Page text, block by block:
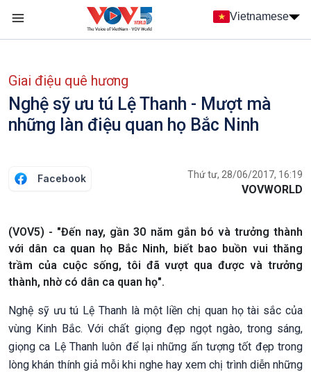
Nhảy đến nội dung
Vietnamese
Giai điệu quê hương
Nghệ sỹ ưu tú Lệ Thanh - Mượt mà
những làn điệu quan họ Bắc Ninh
Facebook Thứ tư, 28/06/2017, 16:19
VOVWORLD
(VOV5) - "Đến nay, gần 30 năm gắn bó và trưởng thành
với dân ca quan họ Bắc Ninh, biết bao buồn vui thăng
trầm của cuộc sống, tôi đã vượt qua được và trưởng
thành, nhờ có dân ca quan họ".
Nghệ sỹ ưu tú Lệ Thanh là một liền chị quan họ tài sắc của
vùng Kinh Bắc. Với chất giọng đẹp ngọt ngào, trong sáng,
giọng ca Lệ Thanh luôn để lại những ấn tượng tốt đẹp trong
lòng khán thính giả mỗi khi nghe hay xem chị trình diễn những